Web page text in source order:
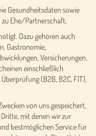
Gesundheitsdaten sowie
zu Ehe/Partnerschaft,
Dazu gehören auch
Gastronomie,
Versicherungen,
einschließlich
(B2B, B2C, FIT),
von uns gespeichert,
mit denen wir zur
bestmöglichen Service für